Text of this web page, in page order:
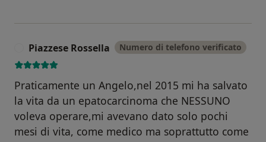
Piazzese Rossella Numero di telefono verificato
Praticamente un Angelo,nel 2015 mi ha salvato
la vita da un epatocarcinoma che NESSUNO
voleva operare,mi avevano dato solo pochi
mesi di vita, come medico ma soprattutto come